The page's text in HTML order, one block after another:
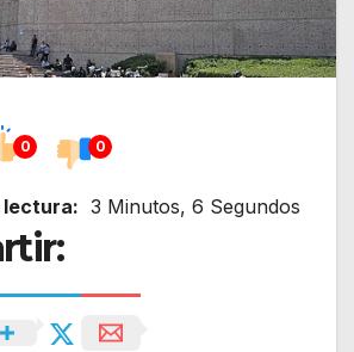
0 0
lectura: 3 Minutos, 6 Segundos